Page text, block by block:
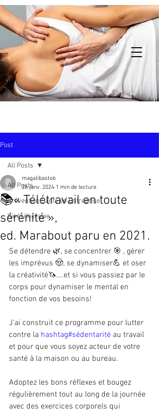
Post
All Posts
Prévention Santé en Entreprise
Kinésithérapie
All Posts
📚« Télétravail en toute
sérénité »,
ed. Marabout paru en 2021.
magalibasto6
26 janv. 2024 1 min de lecture
Se détendre 🌿, se concentrer 🎯 , gérer
les imprévus 🤠, se dynamiser💪 et oser
la créativité🦄….et si vous passiez par le
corps pour dynamiser le mental en
fonction de vos besoins!
J’ai construit ce programme pour lutter
contre la hashtag#sédentarité au travail
et pour que vous soyez acteur de votre
santé à la maison ou au bureau.
Adoptez les bons réflexes et bougez
régulièrement tout au long de la journée
avec des exercices corporels qui